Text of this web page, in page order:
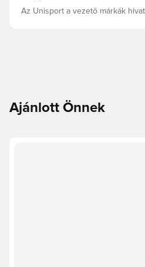
Az Unisport a vezető márkák
Ajánlott Önnek